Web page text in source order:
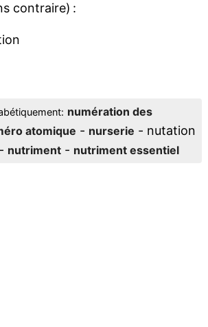
contraire) :
numération des
atomique - nurserie - nutation
- nutriment- nutriment essentiel